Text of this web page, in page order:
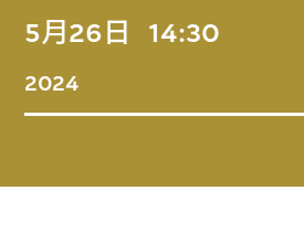
5月26日
2024
14:30